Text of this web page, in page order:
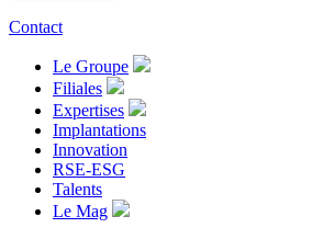
Contact
Le Groupe
Filiales
Expertises
Implantations
Innovation
RSE-ESG
Talents
Le Mag